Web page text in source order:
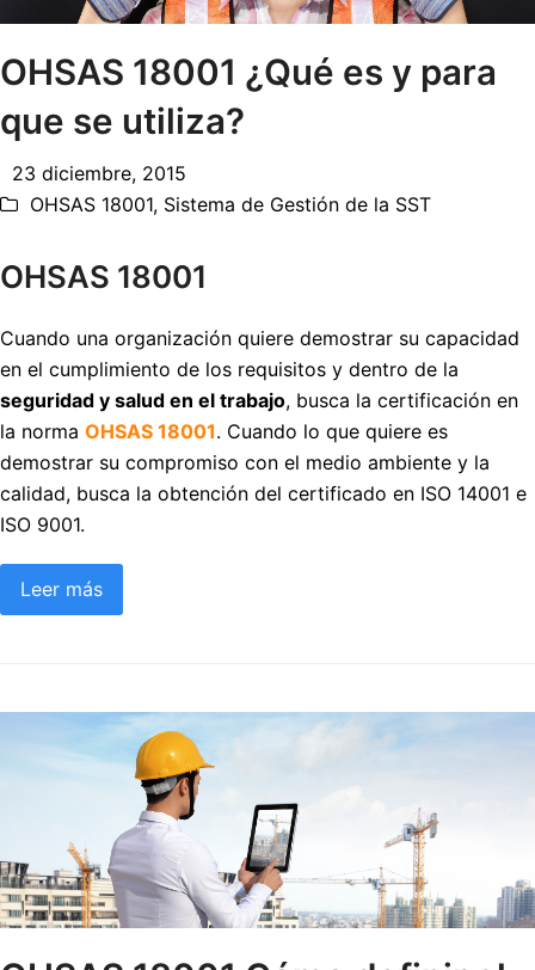
OHSAS 18001 ¿Qué es y para
que se utiliza?
23 diciembre, 2015
OHSAS 18001, Sistema de Gestión de la SST
OHSAS 18001
Cuando una organización quiere demostrar su capacidad
en el cumplimiento de los requisitos y dentro de la
seguridad y salud en el trabajo, busca la certificación en
la norma OHSAS 18001. Cuando lo que quiere es
demostrar su compromiso con el medio ambiente y la
calidad, busca la obtención del certificado en ISO 14001 e
ISO 9001.
Leer más